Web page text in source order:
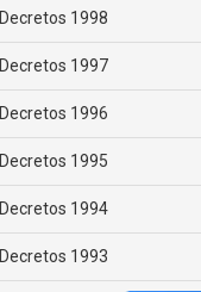
Decretos 1998
Decretos 1997
Decretos 1996
Decretos 1995
Decretos 1994
Decretos 1993